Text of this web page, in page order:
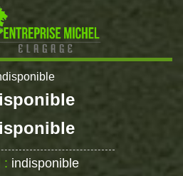
: indisponible